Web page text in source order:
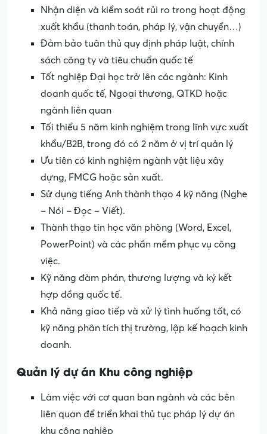
Nhận diện và kiểm soát rủi ro trong hoạt động
xuất khẩu (thanh toán, pháp lý, vận chuyển…)
Đảm bảo tuân thủ quy định pháp luật, chính
sách công ty và tiêu chuẩn quốc tế
Tốt nghiệp Đại học trở lên các ngành: Kinh
doanh quốc tế, Ngoại thương, QTKD hoặc
ngành liên quan
Tối thiểu 5 năm kinh nghiệm trong lĩnh vực xuất
khẩu/B2B, trong đó có 2 năm ở vị trí quản lý
Ưu tiên có kinh nghiệm ngành vật liệu xây
dựng, FMCG hoặc sản xuất.
Sử dụng tiếng Anh thành thạo 4 kỹ năng (Nghe
– Nói – Đọc – Viết).
Thành thạo tin học văn phòng (Word, Excel,
PowerPoint) và các phần mềm phục vụ công
việc.
Kỹ năng đàm phán, thương lượng và ký kết
hợp đồng quốc tế.
Khả năng giao tiếp và xử lý tình huống tốt, có
kỹ năng phân tích thị trường, lập kế hoạch kinh
doanh.
Quản lý dự án Khu công nghiệp
Làm việc với cơ quan ban ngành và các bên
liên quan để triển khai thủ tục pháp lý dự án
khu công nghiệp